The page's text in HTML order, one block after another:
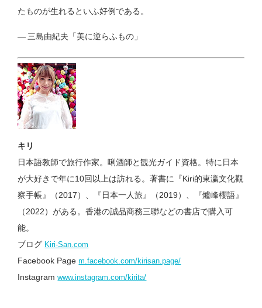
たものが生れるといふ好例である。
— 三島由紀夫「美に逆らふもの」
キリ
日本語教師で旅行作家。唎酒師と観光ガイド資格。特に日本
が大好きで年に10回以上は訪れる。著書に『Kiri的東瀛文化觀
察手帳』（2017）、『日本一人旅』（2019）、『爐峰櫻語』
（2022）がある。香港の誠品商務三聯などの書店で購入可
能。
ブログ Kiri-San.com
Facebook Pagem.facebook.com/kirisan.page/
Instagramwww.instagram.com/kirita/